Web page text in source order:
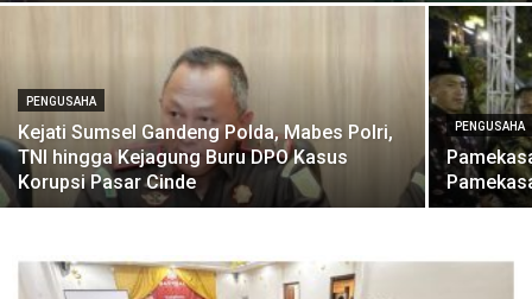
PENGUSAHA
Kejati Sumsel Gandeng Polda, Mabes Polri,
TNI hingga Kejagung Buru DPO Kasus
Korupsi Pasar Cinde
PENGUSAHA